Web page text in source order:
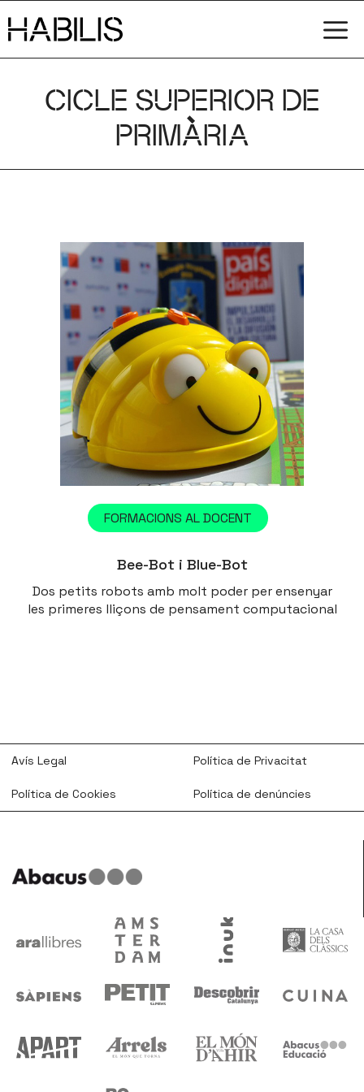
al
CICLE SUPERIOR DE
PRIMÀRIA
FORMACIONS AL DOCENT
Bee-Bot i Blue-Bot
Dos petits robots amb molt poder per ensenyar
les primeres lliçons de pensament computacional
Avís Legal Política de Privacitat
Política de Cookies Política de denúncies